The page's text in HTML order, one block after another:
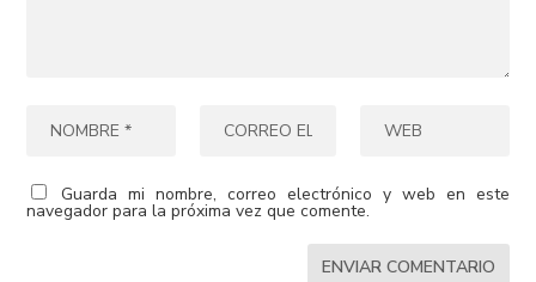
Guarda mi nombre, correo electrónico y web en este
navegador para la próxima vez que comente.